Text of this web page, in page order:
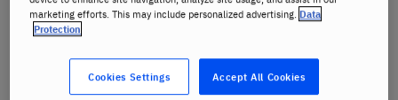
הפשוטה — טוב, אני אפסיק — הזו.
נוסחת זמן העבר הפשוט: נושא + פועל בצורת העבר.
marketing efforts. This may include personalized advertising.Data
Protection
Accept All Cookies
Cookies Settings